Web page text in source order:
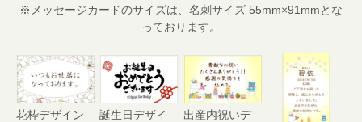
※メッセージカードのサイズは、名刺サイズ 55mm×91mmとな
っております。
花枠デザイン
誕生日デザイ
出産内祝いデ